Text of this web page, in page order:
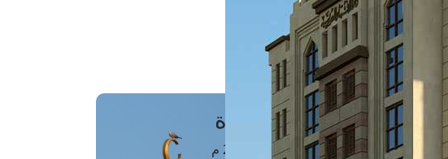
الفتوى الهاتفية
مَواقِيتُ الصَّـــلاة
القاهرة · 08 أغسطس 2026 م